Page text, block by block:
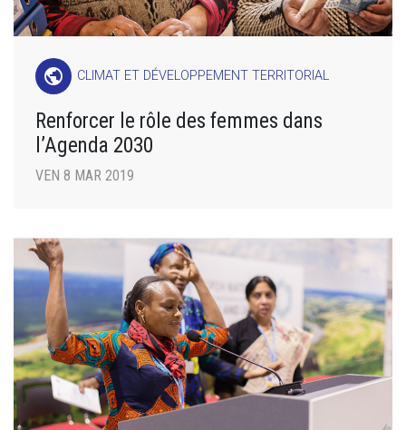
public CLIMAT ET DÉVELOPPEMENT TERRITORIAL
Renforcer le rôle des femmes dans
l’Agenda 2030
VEN 8 MAR 2019